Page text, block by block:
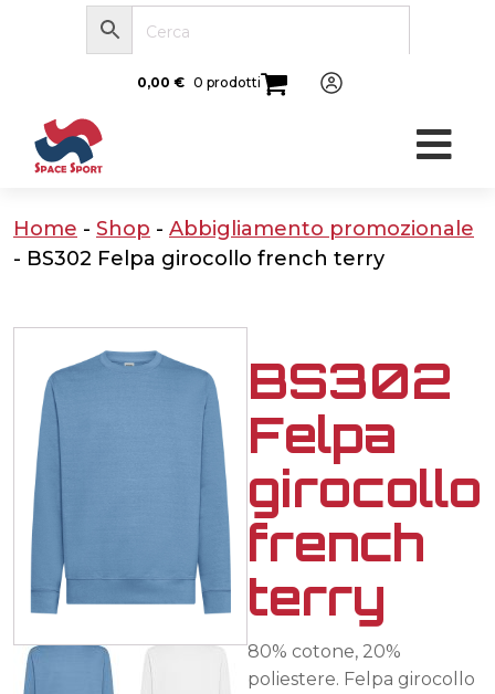
0,00 € 0 prodotti
Home - Shop - Abbigliamento promozionale
- BS302 Felpa girocollo french terry
BS302
Felpa
girocollo
french
terry
80% cotone, 20%
poliestere. Felpa girocollo